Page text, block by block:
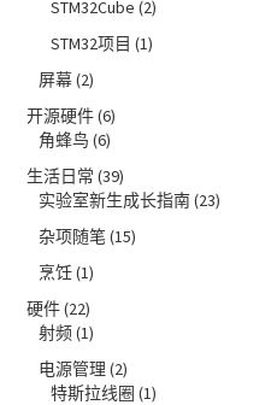
STM32Cube (2)
STM32项目 (1)
屏幕(2)
开源硬件(6)
角蜂鸟 (6)
生活日常 (39)
实验室新生成长指南(23)
杂项随笔(15)
烹饪(1)
硬件(22)
射频(1)
电源管理 (2)
特斯拉线圈 (1)